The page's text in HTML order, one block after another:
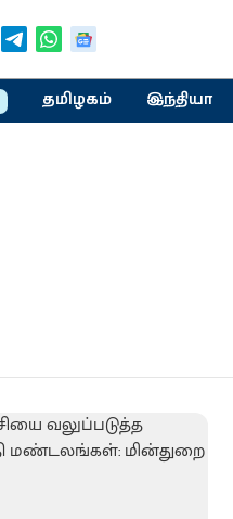
தமிழகம் இந்தியா